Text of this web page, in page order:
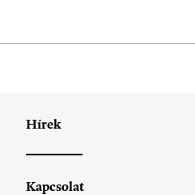
Hírek
Kapcsolat